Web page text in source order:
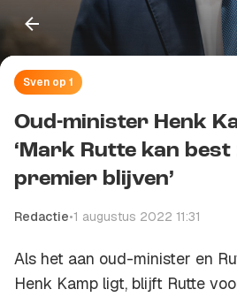
Sven op 1
Oud-minister Henk
‘Mark Rutte kan best
premier blijven’
Redactie•1 augustus 2022 11:31
Als het aan oud-minister en
Henk Kamp ligt, blijft Rutte